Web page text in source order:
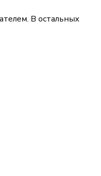
В остальных